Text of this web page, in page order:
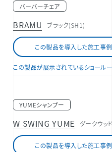
バーバーチェア
BRAMU ブラック(SH1)
この製品を導入した施工事
この製品が展示されているショール
YUMEシャンプー
W SWING YUME ダークウッ
この製品を導入した施工事